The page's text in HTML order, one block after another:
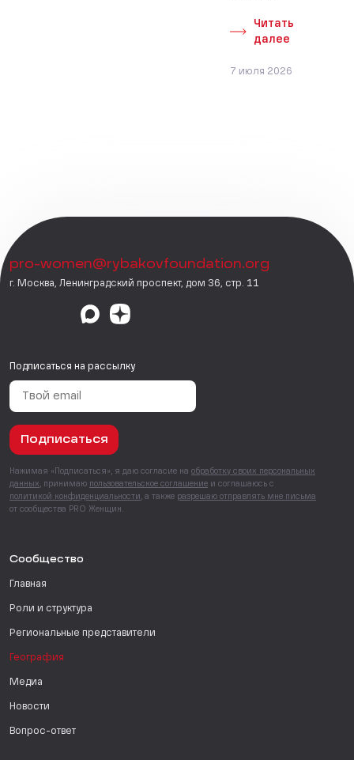
Читать
далее
7 июля 2026
pro-women@rybakovfoundation.org
г. Москва, Ленинградский проспект, дом 36, стр. 11
Подписаться на рассылку
Подписаться
Нажимая «Подписаться», я даю согласие на обработку своих персональных
данных , принимаю пользовательское соглашение и соглашаюсь с
политикой конфиденциальности , а также разрешаю отправлять мне письма
от сообщества PRO Женщин.
Сообщество
Главная
Роли и структура
Региональные представители
География
Медиа
Новости
Вопрос-ответ